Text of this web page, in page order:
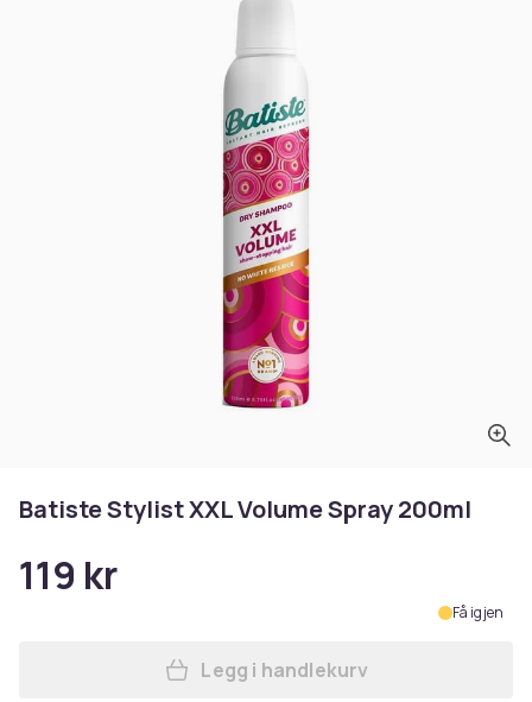
Batiste Stylist XXL Volume Spray 200ml
119 kr
Få igjen
Legg Batiste Stylist XXL
Legg i handlekurv